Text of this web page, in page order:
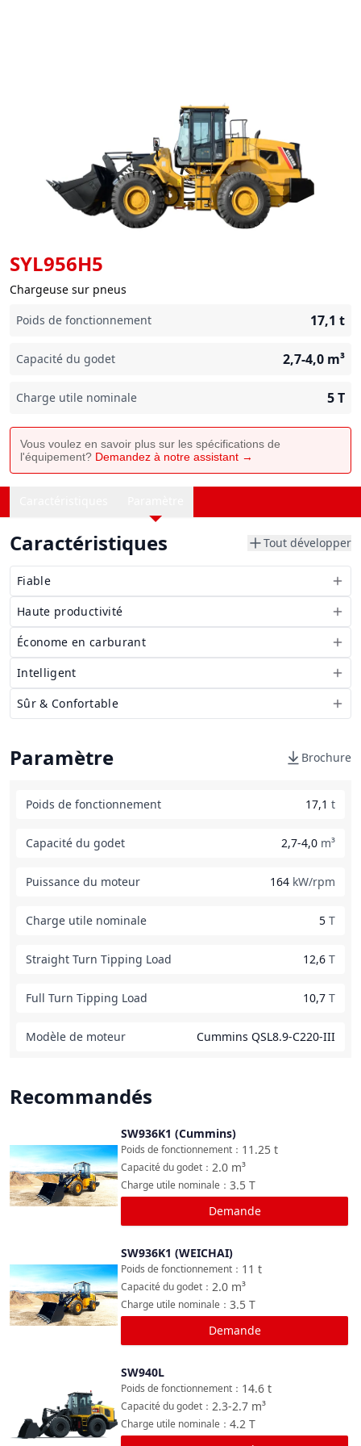
SYL956H5
Chargeuse sur pneus
Poids de fonctionnement
17,1 t
Capacité du godet 2,7-4,0 m³
Charge utile nominale 5T
Vous voulez en savoir plus sur les spécifications de
l'équipement? Demandez à notre assistant →
Caractéristiques Tout développer
Fiable
Haute productivité
Économe en carburant
Intelligent
Sûr & Confortable
Paramètre Brochure
Poids de fonctionnement 17,1 t
Capacité du godet 2,7-4,0 m³
Puissance du moteur 164 kW/rpm
Charge utile nominale 5 T
Straight Turn Tipping Load 12,6 T
Full Turn Tipping Load 10,7 T
Modèle de moteur Cummins QSL8.9-C220-III
Recommandés
SW936K1 (Cummins)
11.25 t
Poids de fonctionnement ：
2.0 m³
Capacité du godet ：
3.5 T
Charge utile nominale ：
Demande
SW936K1 (WEICHAI)
11 t
Poids de fonctionnement ：
2.0 m³
Capacité du godet ：
3.5 T
Charge utile nominale ：
Demande
SW940L
14.6 t
Poids de fonctionnement ：
2.3-2.7 m³
Capacité du godet ：
4.2 T
Charge utile nominale ：